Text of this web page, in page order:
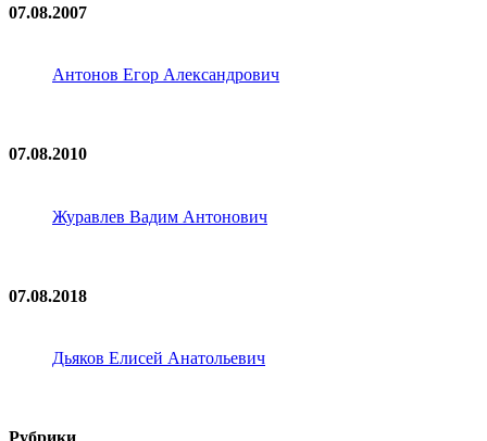
07.08.2007
Антонов Егор Александрович
07.08.2010
Журавлев Вадим Антонович
07.08.2018
Дьяков Елисей Анатольевич